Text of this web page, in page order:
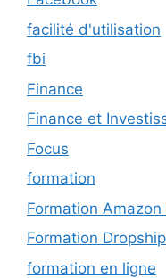
facilité d'utilisation
fbi
Finance
Finance et
Focus
formation
Formation Amazon
Formation
formation en ligne